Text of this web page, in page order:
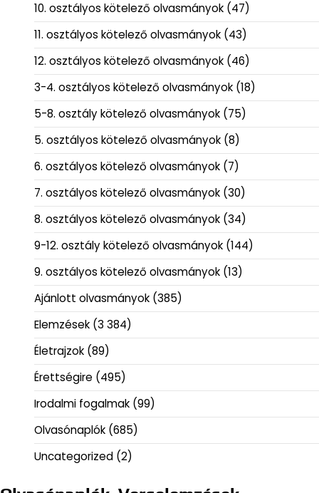
10. osztályos kötelező olvasmányok (47)
11. osztályos kötelező olvasmányok (43)
12. osztályos kötelező olvasmányok (46)
3-4. osztályos kötelező olvasmányok (18)
5-8. osztály kötelező olvasmányok (75)
5. osztályos kötelező olvasmányok (8)
6. osztályos kötelező olvasmányok (7)
7. osztályos kötelező olvasmányok (30)
8. osztályos kötelező olvasmányok (34)
9-12. osztály kötelező olvasmányok (144)
9. osztályos kötelező olvasmányok (13)
Ajánlott olvasmányok (385)
Elemzések (3 384)
Életrajzok (89)
Érettségire (495)
Irodalmi fogalmak (99)
Olvasónaplók (685)
Uncategorized (2)